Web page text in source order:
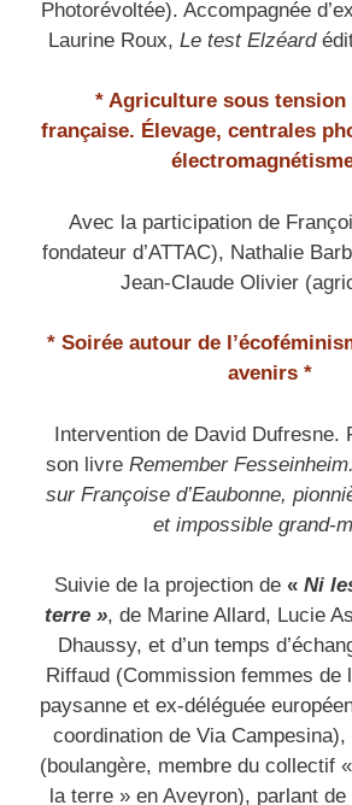
Photorévoltée). Accompagnée
Laurine Roux, Le test Elzéard
* Agriculture sous tension
française. Élevage, centrales
Avec la participation de
fondateur d’ATTAC), Nathalie
Jean-Claude Olivier
* Soirée autour de
avenirs *
Intervention de David Dufresne.
son livre Remember
sur Françoise d’Eaubonne,
et impossible grand-
Suivie de la projection de « Ni
terre », de Marine Allard, Lucie
Dhaussy, et d’un temps
Riffaud (Commission femmes de
paysanne et ex-déléguée
coordination de Via
(boulangère, membre du collectif
la terre » en Aveyron), parlant